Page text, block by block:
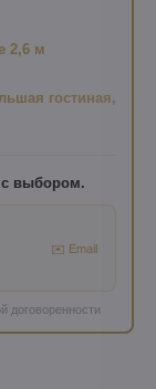
2,6 м
гостиная,
выбором.
✉️ Email
договоренности